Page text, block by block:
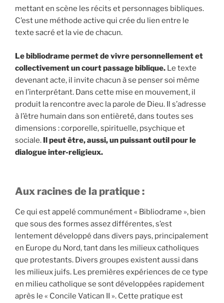
mettant en scène les récits et personnages bibliques.
C’est une méthode active qui crée du lien entre le
texte sacré et la vie de chacun.
Le bibliodrame permet de vivre personnellement et
collectivement un court passage biblique. Le texte
devenant acte, il invite chacun à se penser soi même
en l’interprétant. Dans cette mise en mouvement, il
produit la rencontre avec la parole de Dieu. Il s’adresse
à l’être humain dans son entièreté, dans toutes ses
dimensions : corporelle, spirituelle, psychique et
sociale. Il peut être, aussi, un puissant outil pour le
dialogue inter-religieux.
Aux racines de la pratique :
Ce qui est appelé communément « Bibliodrame », bien
que sous des formes assez différentes, s’est
lentement développé dans divers pays, principalement
en Europe du Nord, tant dans les milieux catholiques
que protestants. Divers groupes existent aussi dans
les milieux juifs. Les premières expériences de ce type
en milieu catholique se sont développées rapidement
après le « Concile Vatican II ». Cette pratique est